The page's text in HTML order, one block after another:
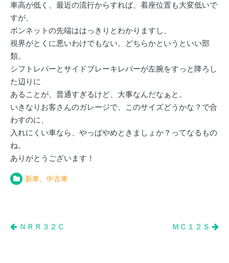
車高が低く、最近の流行からすれば、着座位置も大変低いで
すが、
ボンネットの先端ははっきりとわかりますし、
視界がとくに悪いわけでもない。どちらかというといい部
類。
シフトレバーとサイドブレーキレバーが左腕をすっと降ろし
た辺りに
あることが、普通すぎるけど、大事なんだなぁと。
いきなりお客さんのガレージで、このサイズどうかな？で合
わすのに、
入れにくい車なら、やっぱやめときましょか？ってなるもの
ね。
ありがとうございます！
新車、中古車
投ＮＲＲ３２Ｃ ＭＣ１２Ｓ